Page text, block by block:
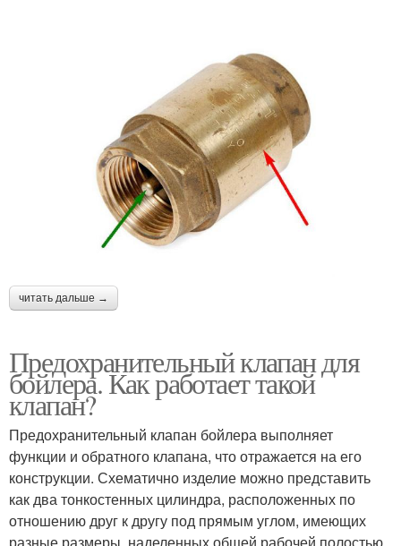
читать дальше →
Предохранительный клапан для
бойлера. Как работает такой
клапан?
Предохранительный клапан бойлера выполняет
функции и обратного клапана, что отражается на его
конструкции. Схематично изделие можно представить
как два тонкостенных цилиндра, расположенных по
отношению друг к другу под прямым углом, имеющих